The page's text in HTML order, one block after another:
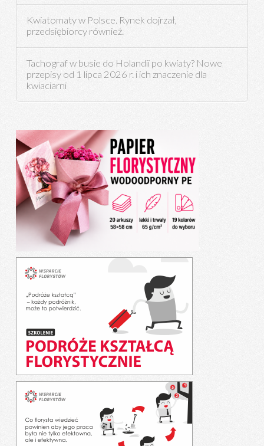
Kwiatomaty w Polsce. Rynek dojrzał,
przedsiębiorcy również.
Tachograf w busie do Holandii po kwiaty? Nowe
przepisy od 1 lipca 2026 r. i ich znaczenie dla
kwiaciarni